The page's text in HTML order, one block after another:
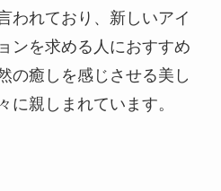
われており、新しいアイ
ンを求める人におすすめ
の癒しを感じさせる美し
に親しまれています。